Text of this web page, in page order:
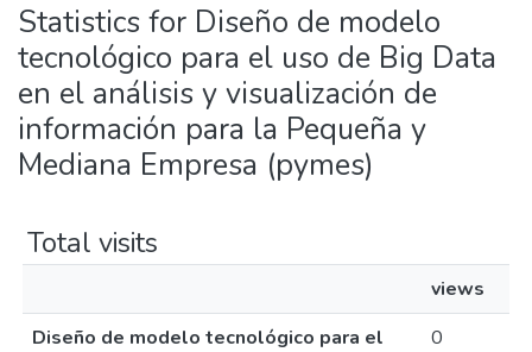
Statistics for Diseño de modelo
tecnológico para el uso de Big Data
en el análisis y visualización de
información para la Pequeña y
Mediana Empresa (pymes)
Total visits
views
Diseño de modelo tecnológico para el
0